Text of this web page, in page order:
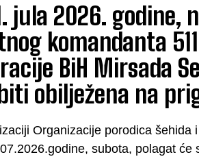
jula 2026.
komandanta
BiH Mirsada
obilježena na
Organizacije porodica
subota, polagat